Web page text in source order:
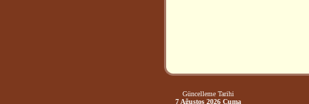
Güncelleme Tarihi
7 Ağustos 2026 Cuma